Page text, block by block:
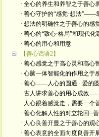
· 全心的养生和养智之于善心
· 善心守护的“感觉·想法”——
· 想法的明确性之于善心的
· 善心的“致心·格局”和现代化
· 善心的用心和用意
【善心话语2】
· 善心感觉之于高心灵和高心
· 心脑一体智能化的作用之于
· 善心——人心的圆通 · 爱的
· 古人讲求善心的用心成效
· 人心跟着感觉走，需要一个
· 善心化解人性的对立轮回--
· 人心良善开显之于善心的观
· 善心表意的全面向度良善开